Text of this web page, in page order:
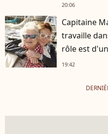
20:06
Capitaine
travaille
rôle est
19:42